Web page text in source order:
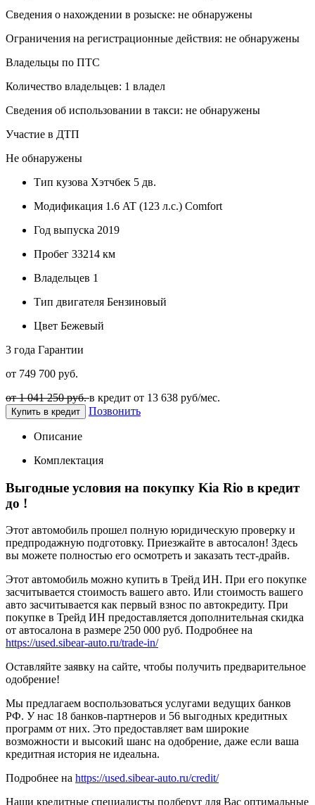
Сведения о нахождении в розыске: не обнаружены
Ограничения на регистрационные действия: не обнаружены
Владельцы по ПТС
Количество владельцев: 1 владел
Сведения об использовании в такси: не обнаружены
Участие в ДТП
Не обнаружены
Тип кузова Хэтчбек 5 дв.
Модификация 1.6 AT (123 л.с.) Comfort
Год выпуска 2019
Пробег 33214 км
Владельцев 1
Тип двигателя Бензиновый
Цвет Бежевый
3 года Гарантии
от 749 700 руб.
от 1 041 250 руб.в кредит от 13 638 руб/мес.
Купить в кредит Позвонить
Описание
Комплектация
Выгодные условия на покупку Kia Rio в кредит
до !
Этот автомобиль прошел полную юридическую проверку и
предпродажную подготовку. Приезжайте в автосалон! Здесь
вы можете полностью его осмотреть и заказать тест-драйв.
Этот автомобиль можно купить в Трейд ИН. При его покупке
засчитывается стоимость вашего авто. Или стоимость вашего
авто засчитывается как первый взнос по автокредиту. При
покупке в Трейд ИН предоставляется дополнительная скидка
от автосалона в размере 250 000 руб. Подробнее на
https://used.sibear-auto.ru/trade-in/
Оставляйте заявку на сайте, чтобы получить предварительное
одобрение!
Мы предлагаем воспользоваться услугами ведущих банков
РФ. У нас 18 банков-партнеров и 56 выгодных кредитных
программ от них. Это предоставляет вам широкие
возможности и высокий шанс на одобрение, даже если ваша
кредитная история не идеальна.
Подробнее на https://used.sibear-auto.ru/credit/
Наши кредитные специалисты подберут для Вас оптимальные